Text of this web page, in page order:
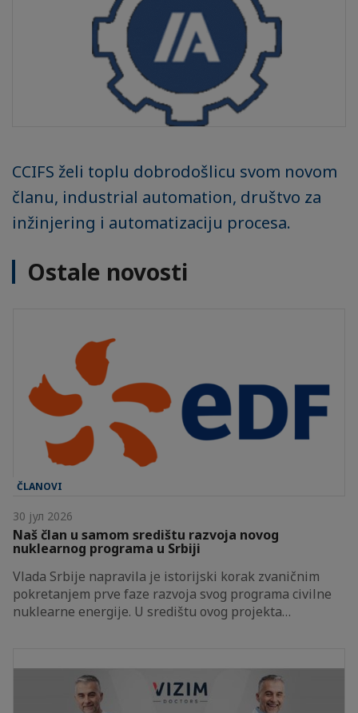
CCIFS želi toplu dobrodošlicu svom novom
članu, industrial automation, društvo za
inžinjering i automatizaciju procesa.
Ostale novosti
ČLANOVI
30 јул 2026
Naš član u samom središtu razvoja novog
nuklearnog programa u Srbiji
Vlada Srbije napravila je istorijski korak zvaničnim
pokretanjem prve faze razvoja svog programa civilne
nuklearne energije. U središtu ovog projekta…